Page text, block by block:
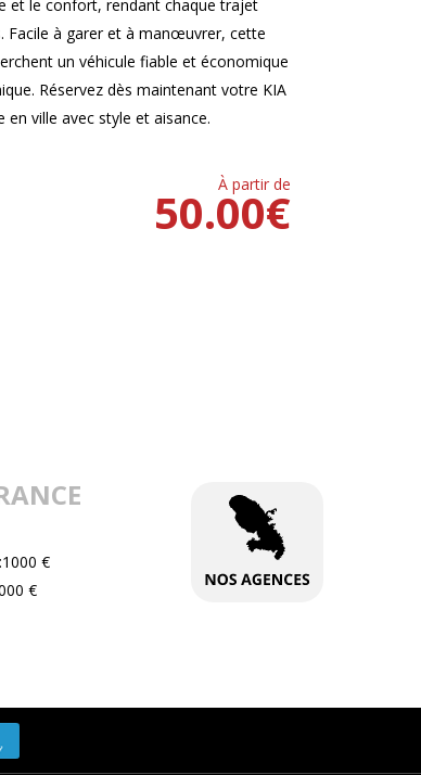
et le confort, rendant chaque trajet
Facile à garer et à manœuvrer, cette
un véhicule fiable et économique
Réservez dès maintenant votre KIA
en ville avec style et aisance.
À partir de
€
50.00
€
€